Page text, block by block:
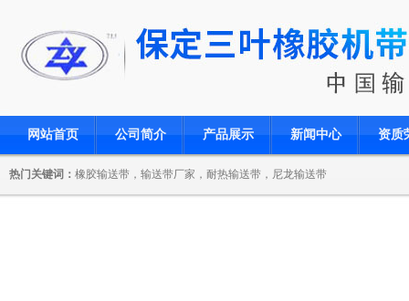
网站首页 公司简介 产品展示 新闻中心 资质
热门关键词： 橡胶输送带，输送带厂家，耐热输送带，尼龙输送带